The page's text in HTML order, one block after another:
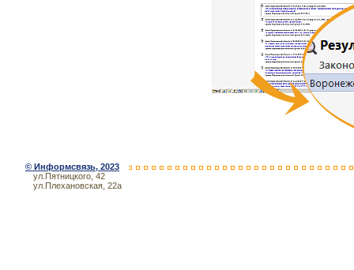
© Информсвязь, 2023
ул.Пятницкого, 42
ул.Плехановская, 22а